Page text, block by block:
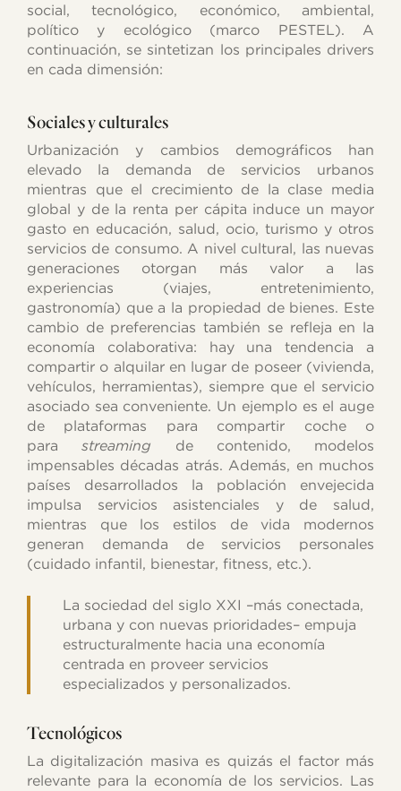
social, tecnológico, económico, ambiental,
político y ecológico (marco PESTEL). A
continuación, se sintetizan los principales drivers
en cada dimensión:
Sociales y culturales
Urbanización y cambios demográficos han
elevado la demanda de servicios urbanos
mientras que el crecimiento de la clase media
global y de la renta per cápita induce un mayor
gasto en educación, salud, ocio, turismo y otros
servicios de consumo. A nivel cultural, las nuevas
generaciones otorgan más valor a las
experiencias (viajes, entretenimiento,
gastronomía) que a la propiedad de bienes. Este
cambio de preferencias también se refleja en la
economía colaborativa: hay una tendencia a
compartir o alquilar en lugar de poseer (vivienda,
vehículos, herramientas), siempre que el servicio
asociado sea conveniente. Un ejemplo es el auge
de plataformas para compartir coche o
parastreaming de contenido, modelos
impensables décadas atrás. Además, en muchos
países desarrollados la población envejecida
impulsa servicios asistenciales y de salud,
mientras que los estilos de vida modernos
generan demanda de servicios personales
(cuidado infantil, bienestar, fitness, etc.).
La sociedad del siglo XXI –más conectada,
urbana y con nuevas prioridades– empuja
estructuralmente hacia una economía
centrada en proveer servicios
especializados y personalizados.
Tecnológicos
La digitalización masiva es quizás el factor más
relevante para la economía de los servicios. Las